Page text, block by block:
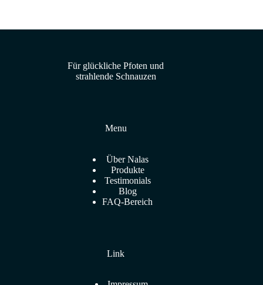
Für glückliche Pfoten und
strahlende Schnauzen
Menu
Über Nalas
Produkte
Testimonials
Blog
FAQ-Bereich
Link